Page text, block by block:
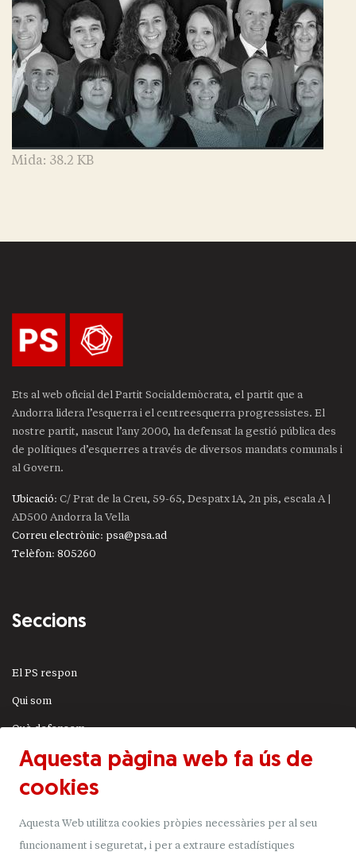
Feu clic per a visualitzar la imatge a mida
Mida: 38.2 KB
Ets al web oficial del Partit Socialdemòcrata, el partit que a
Andorra lidera l’esquerra i el centreesquerra progressistes. El
nostre partit, nascut l’any 2000, ha defensat la gestió pública des
de polítiques d’esquerres a través de diversos mandats comunals i
al Govern.
Ubicació: C/ Prat de la Creu, 59-65, Despatx 1A, 2n pis, escala A |
AD500 Andorra la Vella
Correu electrònic: psa@psa.ad
Telèfon: 805260
Seccions
El PS respon
Qui som
Què defensem
Actualitat
JSA
Uneix-t'hi
Aquesta pàgina web fa ús de
cookies
Aquesta Web utilitza cookies pròpies necessàries per al seu
funcionament i seguretat, i per a extraure estadístiques